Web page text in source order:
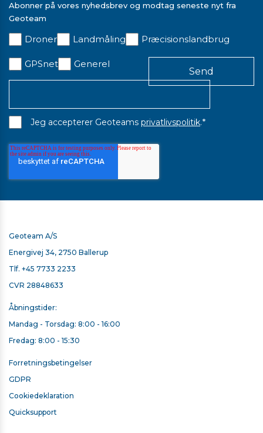
Abonner på vores nyhedsbrev og modtag seneste nyt fra
Geoteam
Droner Landmåling Præcisionslandbrug
GPSnet Generel
Jeg accepterer Geoteams privatlivspolitik.*
Geoteam A/S
Energivej 34, 2750 Ballerup
Tlf. +45 7733 2233
CVR 28848633
Åbningstider:
Mandag - Torsdag: 8:00 - 16:00
Fredag: 8:00 - 15:30
Forretningsbetingelser
GDPR
Cookiedeklaration
Quicksupport